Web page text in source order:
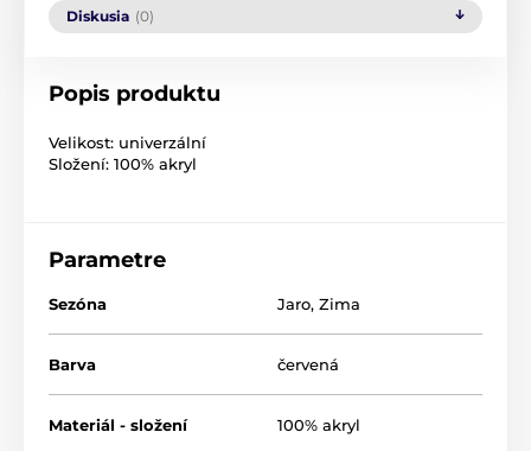
Diskusia (0)
Popis produktu
Velikost: univerzální
Složení: 100% akryl
Parametre
Sezóna Jaro, Zima
Barva červená
Materiál - složení 100% akryl